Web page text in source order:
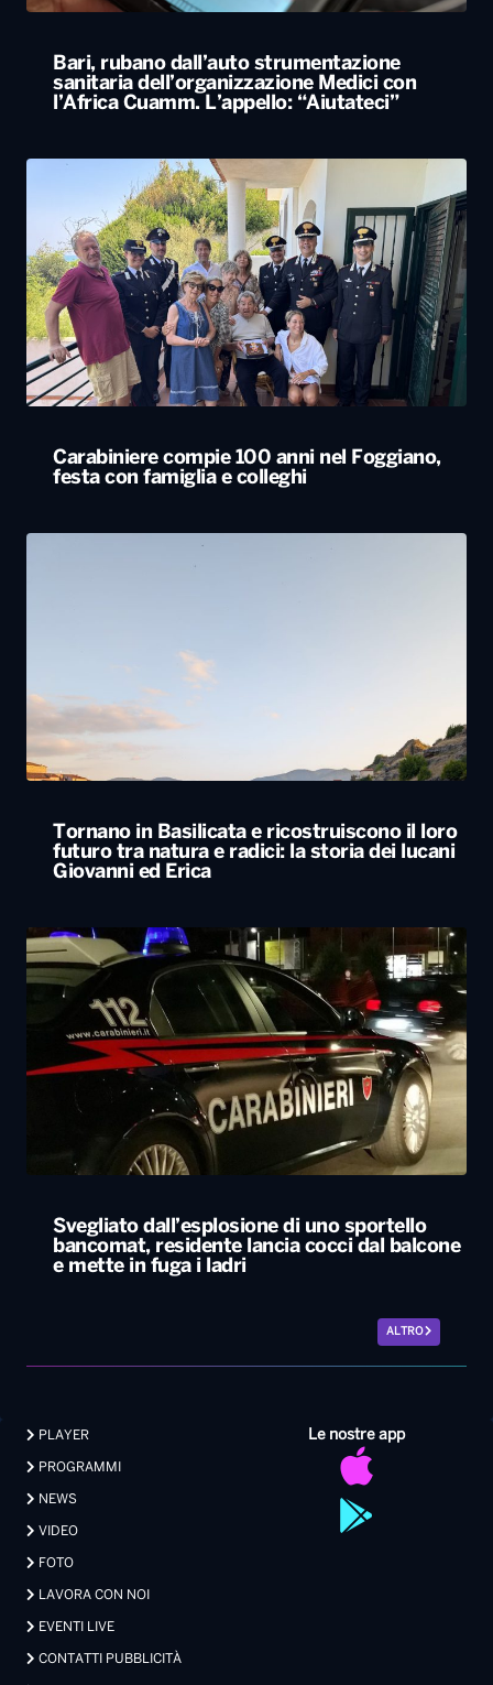
Bari, rubano dall’auto strumentazione
sanitaria dell’organizzazione Medici con
l’Africa Cuamm. L’appello: “Aiutateci”
Carabiniere compie 100 anni nel Foggiano,
festa con famiglia e colleghi
Tornano in Basilicata e ricostruiscono il loro
futuro tra natura e radici: la storia dei lucani
Giovanni ed Erica
Svegliato dall’esplosione di uno sportello
bancomat, residente lancia cocci dal balcone
e mette in fuga i ladri
ALTRO
Le nostre app
PLAYER
PROGRAMMI
NEWS
VIDEO
FOTO
LAVORA CON NOI
EVENTI LIVE
CONTATTI PUBBLICITÀ